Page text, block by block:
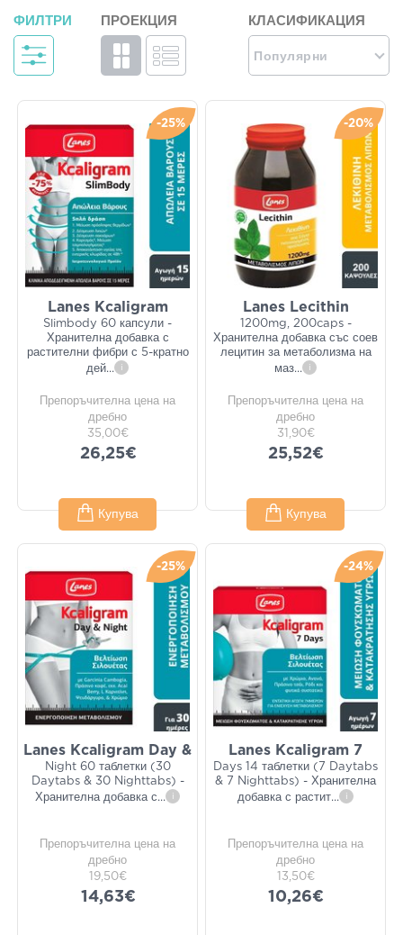
ФИЛТРИ ПРОЕКЦИЯ КЛАСИФИКАЦИЯ
Популярни
-25%
Lanes Kcaligram
Slimbody 60 капсули -
Хранителна добавка с
растителни фибри с 5-кратно
дей... i
Препоръчителна цена на
дребно
35,00€
26,25€
Купува
-20%
Lanes Lecithin
1200mg, 200caps -
Хранителна добавка със соев
лецитин за метаболизма на
маз... i
Препоръчителна цена на
дребно
31,90€
25,52€
Купува
-25%
Lanes Kcaligram Day &
Night 60 таблетки (30
Daytabs & 30 Nighttabs) -
Хранителна добавка с... i
Препоръчителна цена на
дребно
19,50€
14,63€
-24%
Lanes Kcaligram 7
Days 14 таблетки (7 Daytabs
& 7 Nighttabs) - Хранителна
добавка с растит... i
Препоръчителна цена на
дребно
13,50€
10,26€